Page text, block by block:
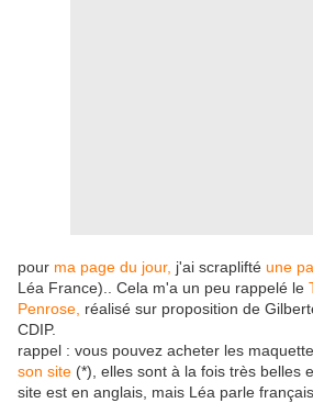
pour ma page du jour, j'ai scraplifté une
Léa France).. Cela m'a un peu rappelé le
Penrose, réalisé sur proposition de
CDIP.
rappel : vous pouvez acheter les
son site (*), elles sont à la fois très belles
site est en anglais, mais Léa parle